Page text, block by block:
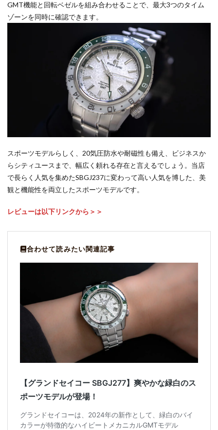
GMT機能と回転ベゼルを組み合わせることで、最大3つのタイム
ゾーンを同時に確認できます。
スポーツモデルらしく、20気圧防水や耐磁性も備え、ビジネスか
らシティユースまで、幅広く頼れる存在と言えるでしょう。当店
で長らく人気を集めたSBGJ237に変わって高い人気を博した、美
観と機能性を両立したスポーツモデルです。
レビューは以下リンクから＞＞